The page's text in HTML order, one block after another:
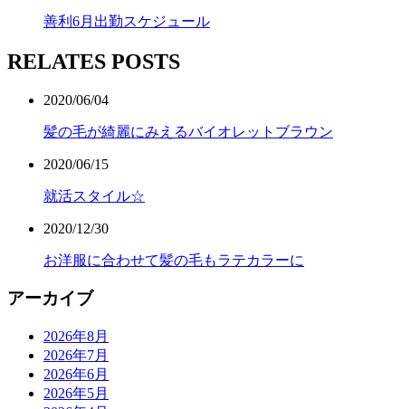
善利6月出勤スケジュール
RELATES POSTS
2020/06/04
髪の毛が綺麗にみえるバイオレットブラウン
2020/06/15
就活スタイル☆
2020/12/30
お洋服に合わせて髪の毛もラテカラーに
アーカイブ
2026年8月
2026年7月
2026年6月
2026年5月